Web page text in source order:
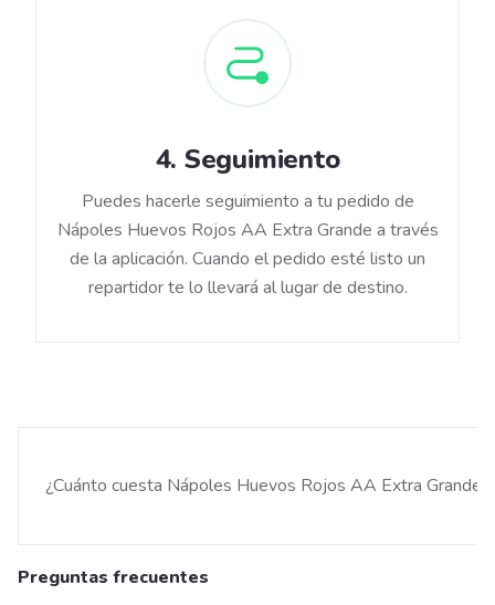
4. Seguimiento
Puedes hacerle seguimiento a tu pedido de
Nápoles Huevos Rojos AA Extra Grande a través
de la aplicación. Cuando el pedido esté listo un
repartidor te lo llevará al lugar de destino.
¿Cuánto cuesta Nápoles Huevos Rojos AA Extra Grande?
Preguntas frecuentes